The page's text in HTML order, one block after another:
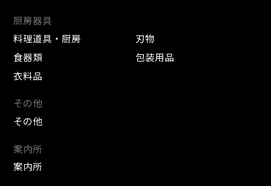
厨房器具
料理道具・厨房
刃物
食器類
包装用品
衣料品
その他
その他
案内所
案内所